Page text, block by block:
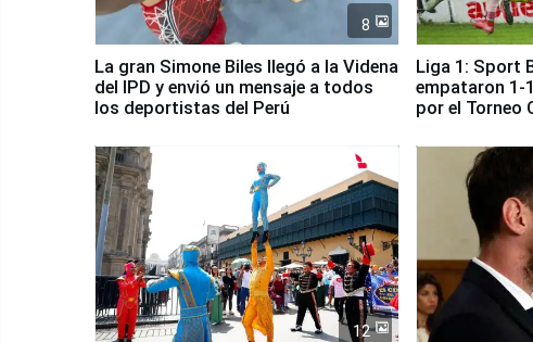
8
La gran Simone Biles llegó a la Videna
del IPD y envió un mensaje a todos
los deportistas del Perú
Liga 1: Sport
empataron 1-
por el Torneo
12